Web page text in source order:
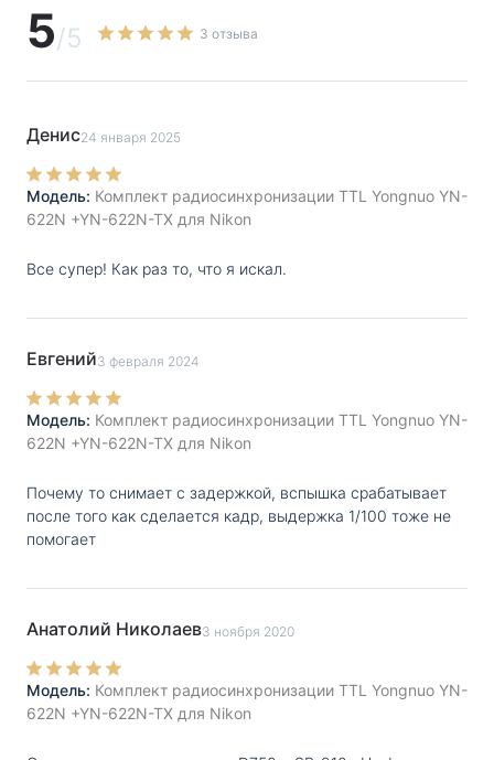
Радиус
каналов:
PDF
5/5 3 отзыва
Денис24 января 2025
Модель: Комплект радиосинхронизации TTL Yongnuo YN-
622N +YN-622N-TX для Nikon
Все супер! Как раз то, что я искал.
Евгений3 февраля 2024
Модель: Комплект радиосинхронизации TTL Yongnuo YN-
622N +YN-622N-TX для Nikon
Почему то снимает с задержкой, вспышка срабатывает
после того как сделается кадр, выдержка 1/100 тоже не
помогает
Анатолий Николаев3 ноября 2020
Модель: Комплект радиосинхронизации TTL Yongnuo YN-
622N +YN-622N-TX для Nikon